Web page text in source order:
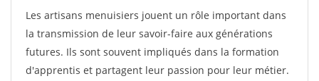
Les artisans menuisiers jouent un rôle important dans
la transmission de leur savoir-faire aux générations
futures. Ils sont souvent impliqués dans la formation
d'apprentis et partagent leur passion pour leur métier.